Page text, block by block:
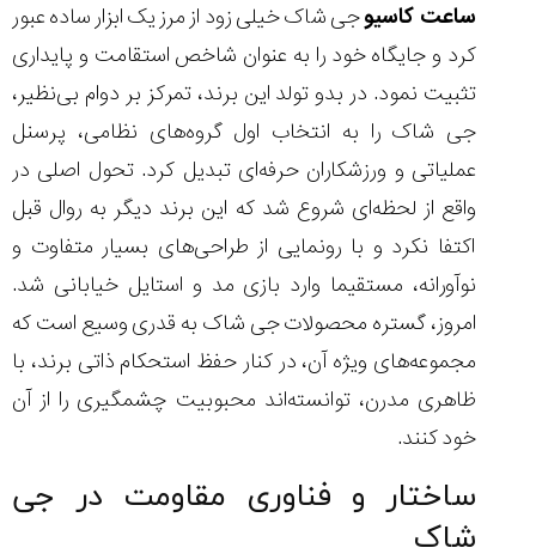
ساعت کاسیوجی شاک خیلی زود از مرز یک ابزار ساده عبور
کرد و جایگاه خود را به ‌عنوان شاخص استقامت و پایداری
تثبیت نمود. در بدو تولد این برند، تمرکز بر دوام بی‌نظیر،
جی ‌شاک را به انتخاب اول گروه‌های نظامی، پرسنل
عملیاتی و ورزشکاران حرفه‌ای تبدیل کرد. تحول اصلی در
واقع از لحظه‌ای شروع شد که این برند دیگر به روال قبل
اکتفا نکرد و با رونمایی از طراحی‌های بسیار متفاوت و
نوآورانه، مستقیما وارد بازی مد و استایل خیابانی شد.
امروز، گستره محصولات جی ‌شاک به ‌قدری وسیع است که
مجموعه‌های ویژه‌ آن، در کنار حفظ استحکام ذاتی برند، با
ظاهری مدرن، توانسته‌اند محبوبیت چشمگیری را از آن
خود کنند.
ساختار و فناوری مقاومت در جی
شاک